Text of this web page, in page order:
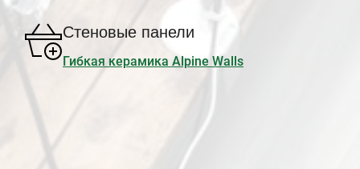
Стеновые панели
Гибкая керамика Alpine Walls